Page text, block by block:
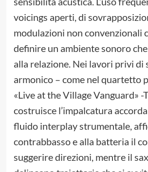
voicings aperti, di
modulazioni non convenzionali
definire un ambiente sonoro
alla relazione. Nei lavori privi di
armonico – come nel quartetto
«Live at the Village Vanguard» -
costruisce l’impalcatura
fluido interplay strumentale,
contrabbasso e alla batteria il
suggerire direzioni, mentre il